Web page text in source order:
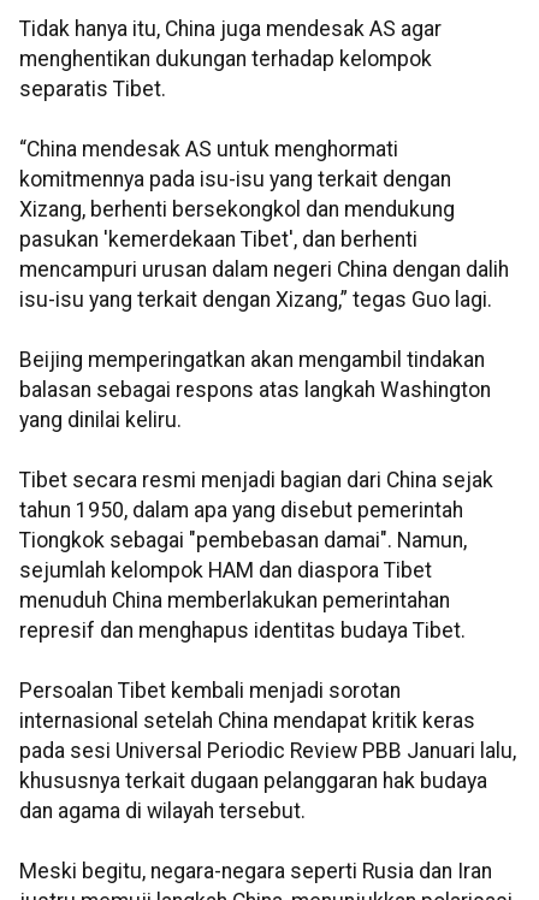
Tidak hanya itu, China juga mendesak AS agar
menghentikan dukungan terhadap kelompok
separatis Tibet.
“China mendesak AS untuk menghormati
komitmennya pada isu-isu yang terkait dengan
Xizang, berhenti bersekongkol dan mendukung
pasukan 'kemerdekaan Tibet', dan berhenti
mencampuri urusan dalam negeri China dengan dalih
isu-isu yang terkait dengan Xizang,” tegas Guo lagi.
Beijing memperingatkan akan mengambil tindakan
balasan sebagai respons atas langkah Washington
yang dinilai keliru.
Tibet secara resmi menjadi bagian dari China sejak
tahun 1950, dalam apa yang disebut pemerintah
Tiongkok sebagai "pembebasan damai". Namun,
sejumlah kelompok HAM dan diaspora Tibet
menuduh China memberlakukan pemerintahan
represif dan menghapus identitas budaya Tibet.
Persoalan Tibet kembali menjadi sorotan
internasional setelah China mendapat kritik keras
pada sesi Universal Periodic Review PBB Januari lalu,
khususnya terkait dugaan pelanggaran hak budaya
dan agama di wilayah tersebut.
Meski begitu, negara-negara seperti Rusia dan Iran